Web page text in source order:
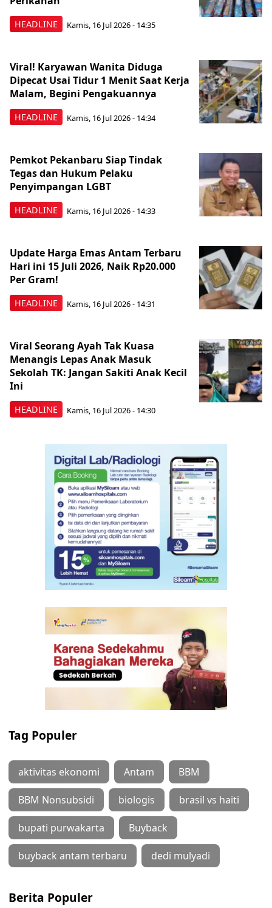
HEADLINE Kamis, 16 Jul 2026 - 14:35
HEADLINE
Viral! Karyawan Wanita Diduga
Dipecat Usai Tidur 1 Menit Saat Kerja
Malam, Begini Pengakuannya
Kamis, 16 Jul 2026 - 14:34
HEADLINE
Pemkot Pekanbaru Siap Tindak
Tegas dan Hukum Pelaku
Penyimpangan LGBT
Kamis, 16 Jul 2026 - 14:33
HEADLINE
Update Harga Emas Antam Terbaru
Hari ini 15 Juli 2026, Naik Rp20.000
Per Gram!
Kamis, 16 Jul 2026 - 14:31
HEADLINE
Viral Seorang Ayah Tak Kuasa
Menangis Lepas Anak Masuk
Sekolah TK: Jangan Sakiti Anak Kecil
Ini
Kamis, 16 Jul 2026 - 14:30
Tag Populer
aktivitas ekonomi Antam BBM
BBM Nonsubsidi biologis brasil vs haiti
bupati purwakarta Buyback
buyback antam terbaru dedi mulyadi
Berita Populer